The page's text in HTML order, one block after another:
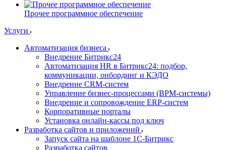
Прочее программное обеспечение
Услуги
Автоматизация бизнеса
Внедрение Битрикс24
Автоматизация HR в Битрикс24: подбор,
коммуникации, онбординг и КЭДО
Внедрение CRM-систем
Управление бизнес-процессами (BPM-системы)
Внедрение и сопровождение ERP-систем
Корпоративные порталы
Установка онлайн-кассы под ключ
Разработка сайтов и приложений
Запуск сайта на шаблоне 1С-Битрикс
Разработка сайтов